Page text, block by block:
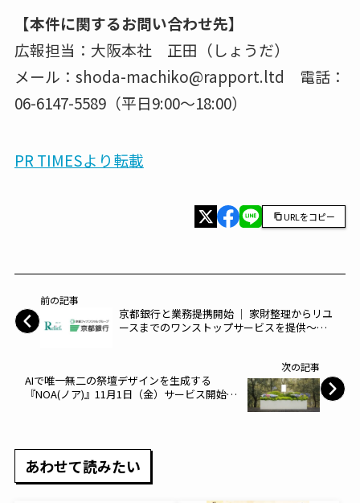
【本件に関するお問い合わせ先】
広報担当：大阪本社 正田（しょうだ）
メール：shoda-machiko@rapport.ltd 電話：
06-6147-5589（平日9:00～18:00）
PR TIMESより転載
URLをコピー
前の記事
京都銀行と業務提携開始 │ 家財整理からリユ
ースまでのワンストップサービスを提供～リ
次の記事
AIで唯一無二の祭壇デザインを生成する
『NOA(ノア)』11月1日（金）サービス開始が
あわせて読みたい